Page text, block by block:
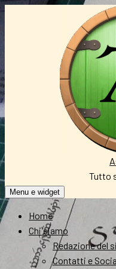
Vai
Tutto
Menu e widget
Home
Chi siamo
Redazione del
Contatti e